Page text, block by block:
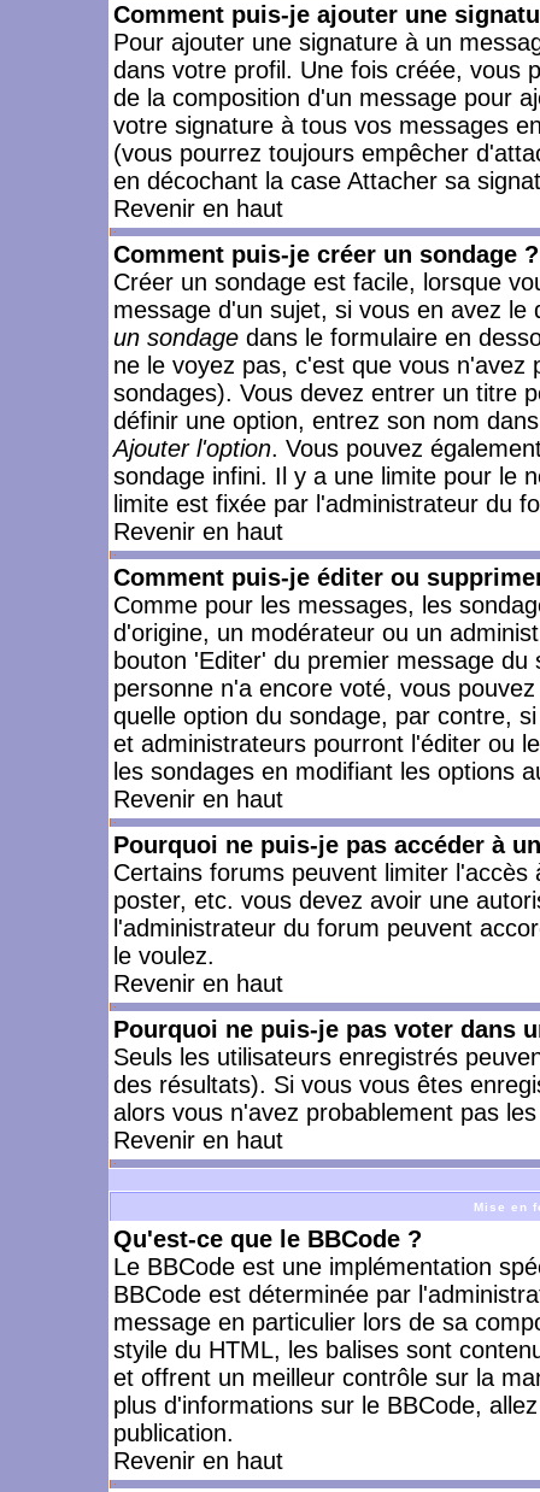
Comment puis-je ajouter une
Pour ajouter une signature à un
dans votre profil. Une fois créée, vous
de la composition d'un message pour
votre signature à tous vos messages
(vous pourrez toujours empêcher
en décochant la case Attacher sa
Revenir en haut
Comment puis-je créer un sondage ?
Créer un sondage est facile, lorsque
message d'un sujet, si vous en avez
un sondage dans le formulaire en
ne le voyez pas, c'est que vous
sondages). Vous devez entrer un titre
définir une option, entrez son nom
Ajouter l'option. Vous pouvez
sondage infini. Il y a une limite pour le
limite est fixée par l'administrateur du
Revenir en haut
Comment puis-je éditer ou
Comme pour les messages, les
d'origine, un modérateur ou un
bouton 'Editer' du premier message
personne n'a encore voté, vous
quelle option du sondage, par contre,
et administrateurs pourront l'éditer ou
les sondages en modifiant les options
Revenir en haut
Pourquoi ne puis-je pas accéder à
Certains forums peuvent limiter
poster, etc. vous devez avoir une
l'administrateur du forum peuvent
le voulez.
Revenir en haut
Pourquoi ne puis-je pas voter dans
Seuls les utilisateurs enregistrés
des résultats). Si vous vous êtes
alors vous n'avez probablement pas
Revenir en haut
Mise en
Qu'est-ce que le BBCode ?
Le BBCode est une implémentation
BBCode est déterminée par
message en particulier lors de sa
styile du HTML, les balises sont
et offrent un meilleur contrôle sur la
plus d'informations sur le BBCode,
publication.
Revenir en haut